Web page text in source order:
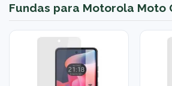
Fundas para Motorola Moto